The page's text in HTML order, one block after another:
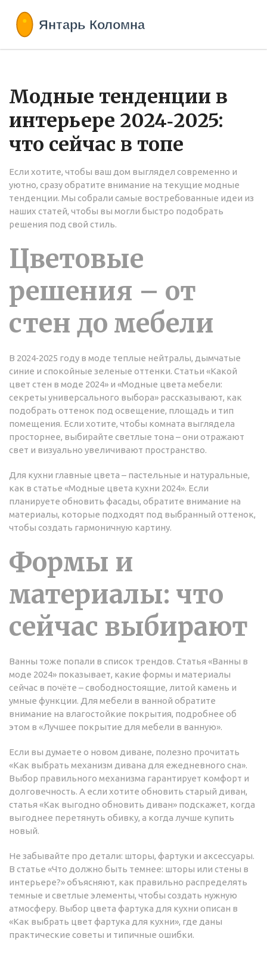
Модные тенденции в
интерьере 2024‑2025:
что сейчас в топе
Если хотите, чтобы ваш дом выглядел современно и
уютно, сразу обратите внимание на текущие модные
тенденции. Мы собрали самые востребованные идеи из
наших статей, чтобы вы могли быстро подобрать
решения под свой стиль.
Цветовые
решения – от
стен до мебели
В 2024‑2025 году в моде теплые нейтралы, дымчатые
синие и спокойные зеленые оттенки. Статьи «Какой
цвет стен в моде 2024» и «Модные цвета мебели:
секреты универсального выбора» рассказывают, как
подобрать оттенок под освещение, площадь и тип
помещения. Если хотите, чтобы комната выглядела
просторнее, выбирайте светлые тона – они отражают
свет и визуально увеличивают пространство.
Для кухни главные цвета – пастельные и натуральные,
как в статье «Модные цвета кухни 2024». Если
планируете обновить фасады, обратите внимание на
материалы, которые подходят под выбранный оттенок,
чтобы создать гармоничную картину.
Формы и
материалы: что
сейчас выбирают
Ванны тоже попали в список трендов. Статья «Ванны в
моде 2024» показывает, какие формы и материалы
сейчас в почёте – свободностоящие, литой камень и
умные функции. Для мебели в ванной обратите
внимание на влагостойкие покрытия, подробнее об
этом в «Лучшее покрытие для мебели в ванную».
Если вы думаете о новом диване, полезно прочитать
«Как выбрать механизм дивана для ежедневного сна».
Выбор правильного механизма гарантирует комфорт и
долговечность. А если хотите обновить старый диван,
статья «Как выгодно обновить диван» подскажет, когда
выгоднее перетянуть обивку, а когда лучше купить
новый.
Не забывайте про детали: шторы, фартуки и аксессуары.
В статье «Что должно быть темнее: шторы или стены в
интерьере?» объясняют, как правильно распределять
темные и светлые элементы, чтобы создать нужную
атмосферу. Выбор цвета фартука для кухни описан в
«Как выбрать цвет фартука для кухни», где даны
практические советы и типичные ошибки.